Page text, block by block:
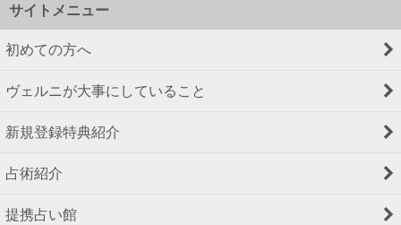
サイトメニュー
初めての方へ
ヴェルニが大事にしていること
新規登録特典紹介
占術紹介
提携占い館